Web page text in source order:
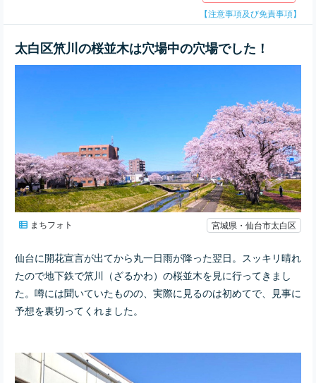
【注意事項及び免責事項】
太白区笊川の桜並木は穴場中の穴場でした！
まちフォト 宮城県・仙台市太白区
仙台に開花宣言が出てから丸一日雨が降った翌日。スッキリ晴れ
たので地下鉄で笊川（ざるかわ）の桜並木を見に行ってきまし
た。噂には聞いていたものの、実際に見るのは初めてで、見事に
予想を裏切ってくれました。